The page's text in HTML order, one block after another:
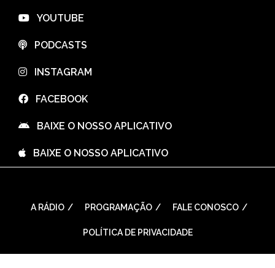
⠀YOUTUBE
⠀PODCASTS
⠀INSTAGRAM
⠀FACEBOOK
⠀BAIXE O NOSSO APLICATIVO
⠀BAIXE O NOSSO APLICATIVO
A RÁDIO PROGRAMAÇÃO FALE CONOSCO
POLÍTICA DE PRIVACIDADE